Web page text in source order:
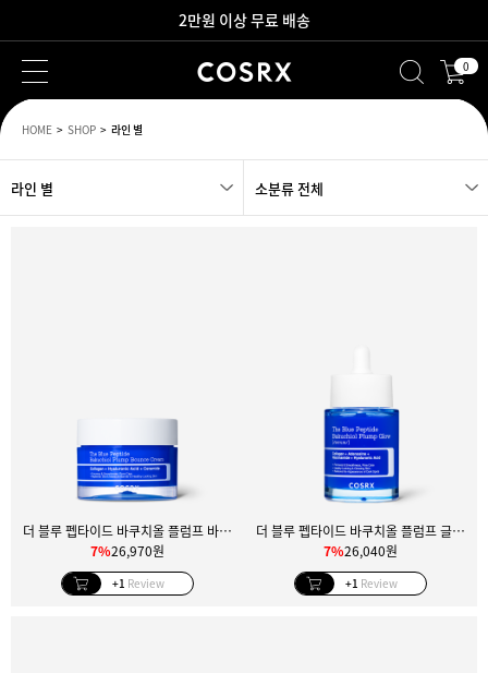
2만원 이상 무료 배송
새로워진 회원 혜택을 만나보세요! 0
HOME SHOP 라인 별
더 블루 펩타이드 바쿠치올 플럼프 바운스 크림
7%26,970원
+1 Review
더 블루 펩타이드 바쿠치올 플럼프 글로우 세럼
7%26,040원
+1 Review